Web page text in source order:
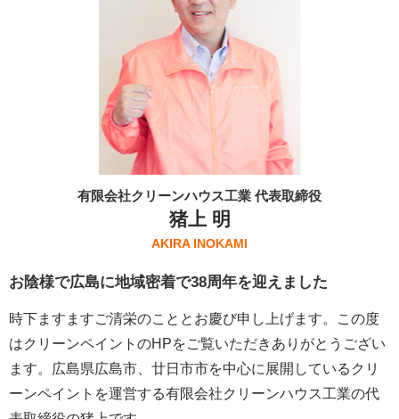
有限会社クリーンハウス工業 代表取締役
猪上 明
AKIRA INOKAMI
お陰様で広島に地域密着で38周年を迎えました
時下ますますご清栄のこととお慶び申し上げます。この度
はクリーンペイントのHPをご覧いただきありがとうござい
ます。広島県広島市、廿日市市を中心に展開しているクリ
ーンペイントを運営する有限会社クリーンハウス工業の代